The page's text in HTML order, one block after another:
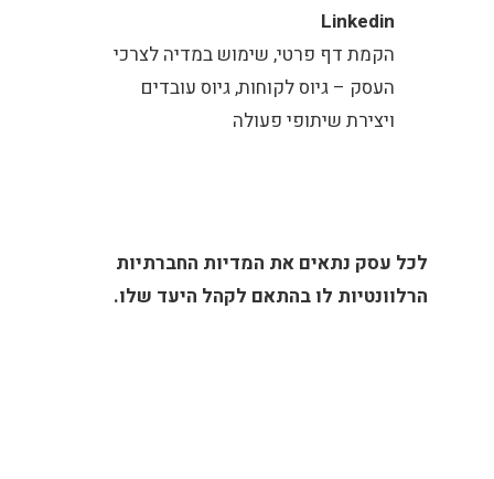
Linkedin
הקמת דף פרטי, שימוש במדיה לצרכי
העסק – גיוס לקוחות, גיוס עובדים
ויצירת שיתופי פעולה
לכל עסק נתאים את המדיות החברתיות
הרלוונטיות לו בהתאם לקהל היעד שלו.